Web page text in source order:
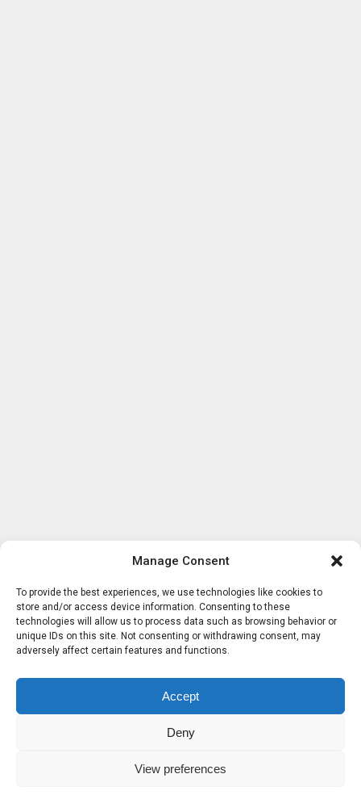
Manage Consent
To provide the best experiences, we use technologies like cookies to
store and/or access device information. Consenting to these
technologies will allow us to process data such as browsing behavior or
unique IDs on this site. Not consenting or withdrawing consent, may
adversely affect certain features and functions.
Accept
Deny
View preferences